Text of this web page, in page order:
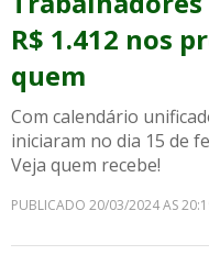
R$ 1.412 nos
quem
Com calendário
iniciaram no dia 15 de
Veja quem recebe!
PUBLICADO 20/03/2024 AS